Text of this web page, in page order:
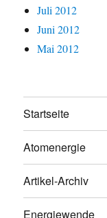
Juli 2012
Juni 2012
Mai 2012
Startseite
Atomenergie
Artikel-Archiv
Energiewende